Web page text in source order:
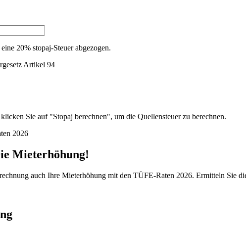
20% stopaj-Steuer abgezogen.
Artikel 94
Sie auf "Stopaj berechnen", um die Quellensteuer zu berechnen.
2026
Mieterhöhung!
auch Ihre Mieterhöhung mit den TÜFE-Raten 2026. Ermitteln Sie